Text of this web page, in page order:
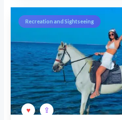
Recreation and Sightseeing